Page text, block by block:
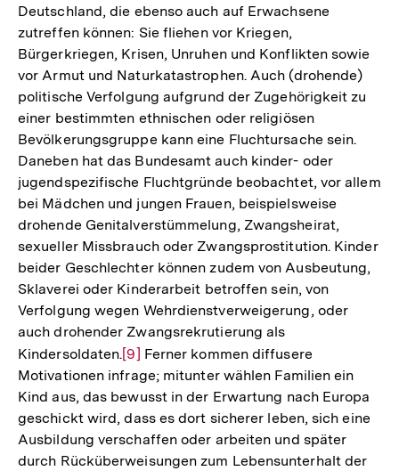
Deutschland, die ebenso auch auf Erwachsene
zutreffen können: Sie fliehen vor Kriegen,
Bürgerkriegen, Krisen, Unruhen und Konflikten sowie
vor Armut und Naturkatastrophen. Auch (drohende)
politische Verfolgung aufgrund der Zugehörigkeit zu
einer bestimmten ethnischen oder religiösen
Bevölkerungsgruppe kann eine Fluchtursache sein.
Daneben hat das Bundesamt auch kinder- oder
jugendspezifische Fluchtgründe beobachtet, vor allem
bei Mädchen und jungen Frauen, beispielsweise
drohende Genitalverstümmelung, Zwangsheirat,
sexueller Missbrauch oder Zwangsprostitution. Kinder
beider Geschlechter können zudem von Ausbeutung,
Sklaverei oder Kinderarbeit betroffen sein, von
Verfolgung wegen Wehrdienstverweigerung, oder
auch drohender Zwangsrekrutierung als
Kindersoldaten.Zur
Auflösung
der
Fußnote
[9] Ferner kommen diffusere
Motivationen infrage; mitunter wählen Familien ein
Kind aus, das bewusst in der Erwartung nach Europa
geschickt wird, dass es dort sicherer leben, sich eine
Ausbildung verschaffen oder arbeiten und später
durch Rücküberweisungen zum Lebensunterhalt der